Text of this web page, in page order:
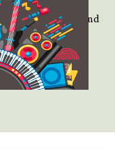
complex and